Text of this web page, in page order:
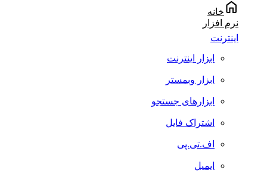
خانه
نرم افزار
اینترنت
ابزار اینترنت
ابزار وبمستر
ابزارهای جستجو
اشتراک فایل
اف.تی.پی
ایمیل